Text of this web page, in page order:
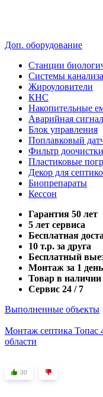
Доп. оборудование
Станции
Системы
Жироуловители
КНС
Накопительные
Аварийная
Блок управления
Поплавковый
Фильтр доочистки
Пластиковые
Декор для
Биопрепараты
Кессон
Гарантия 50 лет
5 лет сервиса
Бесплатная
10 т.р. за друга
Бесплатный
Монтаж за 1 день
Товар в наличии
Сервис 24 / 7
Выполненные объекты
Монтаж септика Топас
области
30